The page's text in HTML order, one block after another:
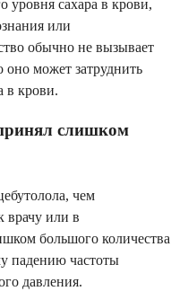
уровня сахара в крови,
или
обычно не вызывает
оно может затруднить
в крови.
слишком
чем
врачу или в
большого количества
падению частоты
давления.